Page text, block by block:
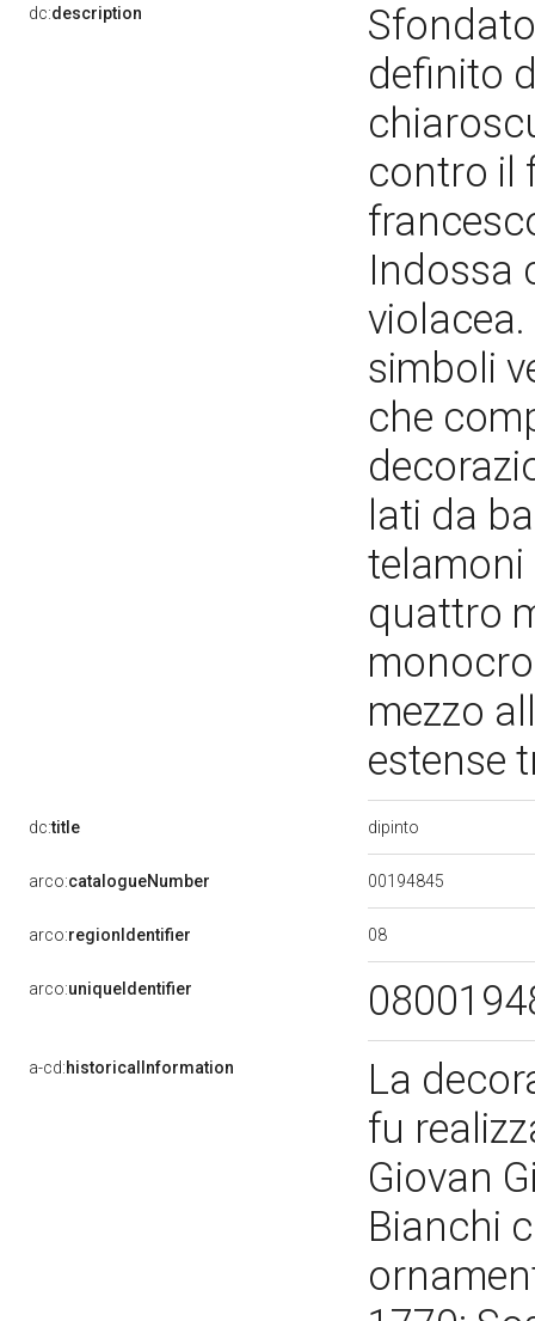
dc:description
definito
contro il
Indossa
simboli
che
lati da
telamoni
quattro
mezzo
estense
dc:title dipinto
arco:catalogueNumber 00194845
arco:regionIdentifier 08
arco:uniqueIdentifier
a-cd:historicalInformation
La
fu
Giovan
Bianchi